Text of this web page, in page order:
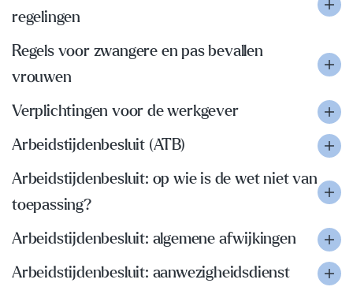
regelingen
Regels voor zwangere en pas bevallen
vrouwen
Verplichtingen voor de werkgever
Arbeidstijdenbesluit (ATB)
Arbeidstijdenbesluit: op wie is de wet niet van
toepassing?
Arbeidstijdenbesluit: algemene afwijkingen
Arbeidstijdenbesluit: aanwezigheidsdienst